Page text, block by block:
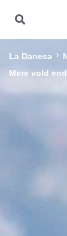
La Danesa
Mere vold